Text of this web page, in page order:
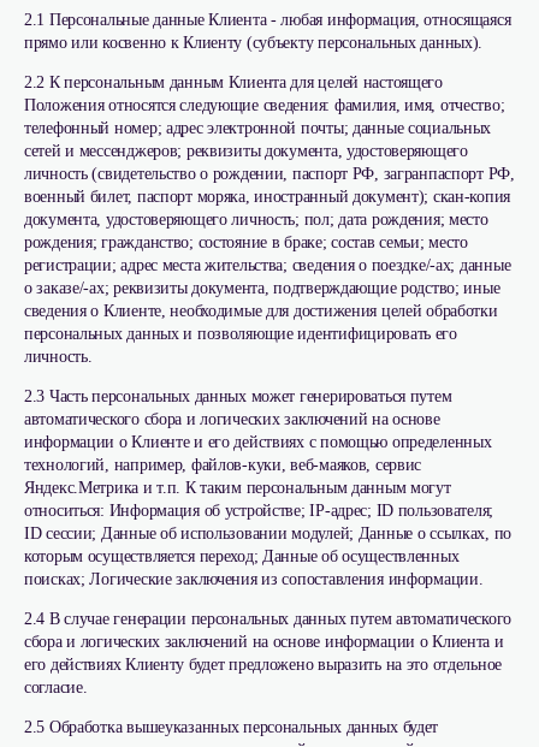
2.1 Персональные данные Клиента - любая информация, относящаяся
прямо или косвенно к Клиенту (субъекту персональных данных).
2.2 К персональным данным Клиента для целей настоящего
Положения относятся следующие сведения: фамилия, имя, отчество;
телефонный номер; адрес электронной почты; данные социальных
сетей и мессенджеров; реквизиты документа, удостоверяющего
личность (свидетельство о рождении, паспорт РФ, загранпаспорт РФ,
военный билет, паспорт моряка, иностранный документ); скан-копия
документа, удостоверяющего личность; пол; дата рождения; место
рождения; гражданство; состояние в браке; состав семьи; место
регистрации; адрес места жительства; сведения о поездке/-ах; данные
о заказе/-ах; реквизиты документа, подтверждающие родство; иные
сведения о Клиенте, необходимые для достижения целей обработки
персональных данных и позволяющие идентифицировать его
личность.
2.3 Часть персональных данных может генерироваться путем
автоматического сбора и логических заключений на основе
информации о Клиенте и его действиях с помощью определенных
технологий, например, файлов-куки, веб-маяков, сервис
Яндекс.Метрика и т.п. К таким персональным данным могут
относиться: Информация об устройстве; IP-адрес; ID пользователя;
ID сессии; Данные об использовании модулей; Данные о ссылках, по
которым осуществляется переход; Данные об осуществленных
поисках; Логические заключения из сопоставления информации.
2.4 В случае генерации персональных данных путем автоматического
сбора и логических заключений на основе информации о Клиента и
его действиях Клиенту будет предложено выразить на это отдельное
согласие.
2.5 Обработка вышеуказанных персональных данных будет